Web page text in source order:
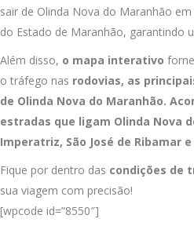
sair de Olinda Nova do Maranhão
do Estado de Maranhão, garantindo
Além disso, o mapa interativo
o tráfego nas rodovias, as
de Olinda Nova do Maranhão.
estradas que ligam Olinda Nova
Imperatriz, São José de Ribamar e
Fique por dentro das condições de
sua viagem com precisão!
[wpcode id=”8550″]